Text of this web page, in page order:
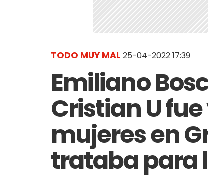
TODO MUY MAL 25-04-2022 17:39
Emiliano
Cristian U
mujeres en
trataba para